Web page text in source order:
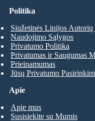
Apie
Apie mus
Susisiekite su Mumis
Politika
Siužetinės Linijos Autorių
Naudojimo Sąlygos
Privatumo Politika
Privatumas ir Saugumas
Prieinamumas
Jūsų Privatumo